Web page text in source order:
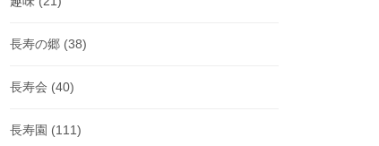
長寿の郷 (38)
長寿会 (40)
長寿園 (111)